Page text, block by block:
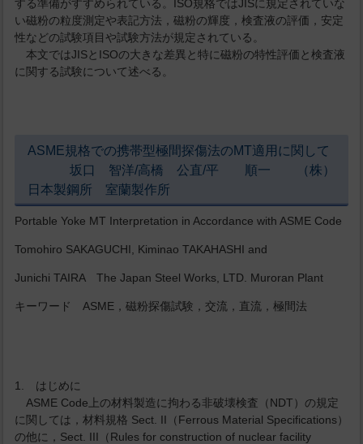
する準備がすすめられている。ISO規格ではJISに規定されていな
い磁粉の粒度測定や表記方法，磁粉の輝度，検査液の評価，安定
性などの試験項目や試験方法が規定されている。
本文ではJISとISOの大きな差異と特に磁粉の特性評価と検査液
に関する試験について述べる。
ASME規格での携帯型極間探傷法のMT適用に関して
坂口 智洋/高橋 公直/平 順一 （株）
日本製鋼所 室蘭製作所
Portable Yoke MT Interpretation in Accordance with ASME Code
Tomohiro SAKAGUCHI, Kiminao TAKAHASHI and
Junichi TAIRA The Japan Steel Works, LTD. Muroran Plant
キーワード ASME，磁粉探傷試験，交流，直流，極間法
1. はじめに
ASME Code上の材料製造に拘わる非破壊検査（NDT）の規定
に関しては，材料規格 Sect. II（Ferrous Material Specifications）
の他に，Sect. III（Rules for construction of nuclear facility